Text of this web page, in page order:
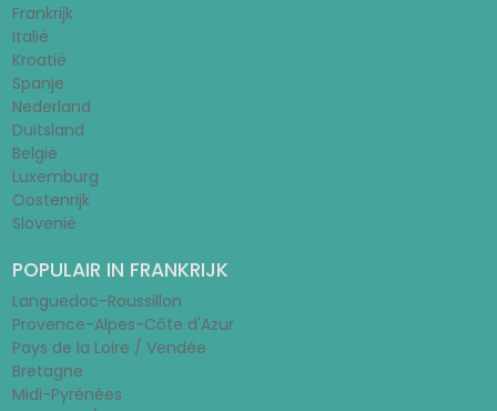
Frankrijk
Italië
Kroatië
Spanje
Nederland
Duitsland
België
Luxemburg
Oostenrijk
Slovenië
POPULAIR IN FRANKRIJK
Languedoc-Roussillon
Provence-Alpes-Côte d'Azur
Pays de la Loire / Vendée
Bretagne
Midi-Pyrénées